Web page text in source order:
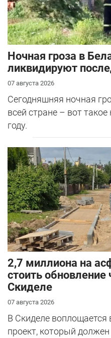
Ночная гроза в
ликвидируют
07 августа 2026
Сегодняшняя ночная
всей стране – вот
году.
2,7 миллиона на
стоить обновление
Скиделе
07 августа 2026
В Скиделе
проект, который